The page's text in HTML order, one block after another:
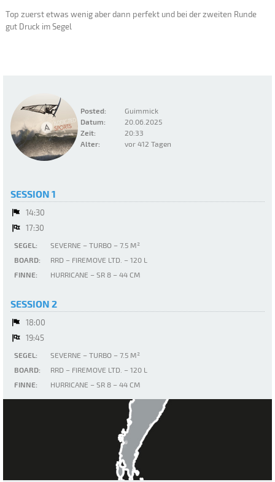
Posted:
Guimmick
Datum:
20.06.2025
Zeit:
20:33
Alter:
vor 412 Tagen
Top zuerst etwas wenig aber dann perfekt und bei der zweiten Runde
gut Druck im Segel
SESSION 1
14:30
17:30
SEGEL:
SEVERNE – TURBO – 7.5 M²
BOARD:
RRD – FIREMOVE LTD. – 120 L
FINNE:
HURRICANE – SR 8 – 44 CM
SESSION 2
18:00
19:45
SEGEL:
SEVERNE – TURBO – 7.5 M²
BOARD:
RRD – FIREMOVE LTD. – 120 L
FINNE:
HURRICANE – SR 8 – 44 CM